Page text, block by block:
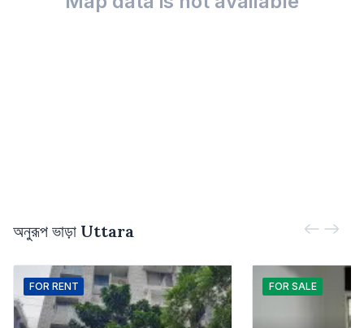
অনুরূপ ভাড়া Uttara
FOR RENT FOR SALE